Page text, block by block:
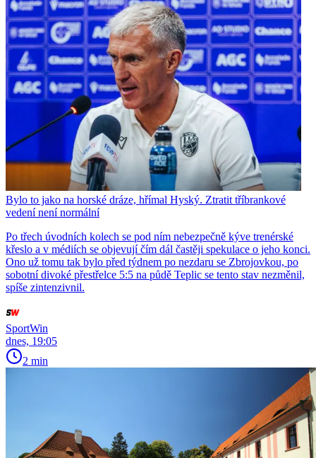
Bylo to jako na horské dráze, hřímal Hyský. Ztratit tříbrankové
vedení není normální
Po třech úvodních kolech se pod ním nebezpečně kýve trenérské
křeslo a v médiích se objevují čím dál častěji spekulace o jeho konci.
Ono už tomu tak bylo před týdnem po nezdaru se Zbrojovkou, po
sobotní divoké přestřelce 5:5 na půdě Teplic se tento stav nezměnil,
spíše zintenzivnil.
SportWin
dnes, 19:05
2 min